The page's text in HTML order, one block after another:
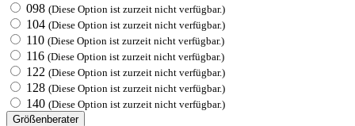
098 (Diese Option ist zurzeit nicht verfügbar.)
104 (Diese Option ist zurzeit nicht verfügbar.)
110 (Diese Option ist zurzeit nicht verfügbar.)
116 (Diese Option ist zurzeit nicht verfügbar.)
122 (Diese Option ist zurzeit nicht verfügbar.)
128 (Diese Option ist zurzeit nicht verfügbar.)
140 (Diese Option ist zurzeit nicht verfügbar.)
Größenberater